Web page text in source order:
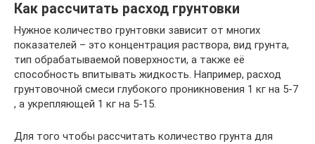
Как рассчитать расход грунтовки
Нужное количество грунтовки зависит от многих
показателей – это концентрация раствора, вид грунта,
тип обрабатываемой поверхности, а также её
способность впитывать жидкость. Например, расход
грунтовочной смеси глубокого проникновения 1 кг на 5-7
, а укрепляющей 1 кг на 5-15.
Для того чтобы рассчитать количество грунта для